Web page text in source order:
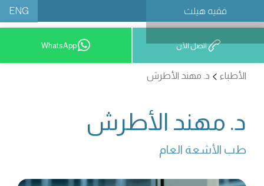
فقيه هيلث ENG
احجز موعدًا اتصل الآن WhatsApp
الأطباء د. مهند الأطرش
د. مهند الأطرش
طب الأشعة العام